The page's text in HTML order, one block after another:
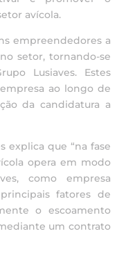
avícola.
empreendedores a
setor, tornando-se
Lusiaves. Estes
ao longo de
da candidatura a
explica que “na fase
opera em modo
como empresa
fatores de
o escoamento
um contrato